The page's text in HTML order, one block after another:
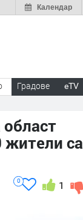
Календар
Градове eTV
жители са
1
0